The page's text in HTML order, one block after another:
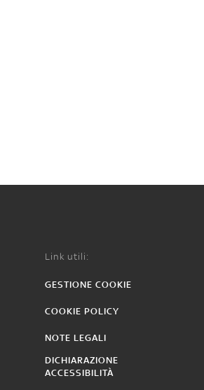
Link utili:
GESTIONE COOKIE
COOKIE POLICY
NOTE LEGALI
DICHIARAZIONE
ACCESSIBILITÀ